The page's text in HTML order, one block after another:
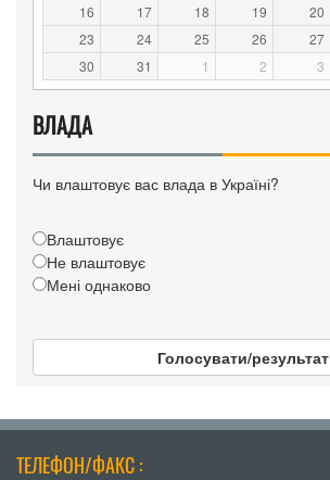
16
17 18 19 20
23
24 25 26 27
30
31 1 2 3
ВЛАДА
Чи влаштовує вас влада в Україні?
Влаштовує
Не влаштовує
Мені однаково
Голосувати/результат
ТЕЛЕФОН/ФАКС :